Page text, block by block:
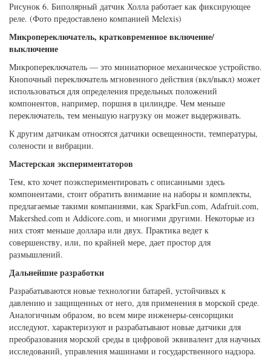
Рисунок 6. Биполярный датчик Холла работает как фиксирующее
реле. (Фото предоставлено компанией Melexis)
Микропереключатель, кратковременное включение/
выключение
Микропереключатель — это миниатюрное механическое устройство.
Кнопочный переключатель мгновенного действия (вкл/выкл) может
использоваться для определения предельных положений
компонентов, например, поршня в цилиндре. Чем меньше
переключатель, тем меньшую нагрузку он может выдерживать.
К другим датчикам относятся датчики освещенности, температуры,
солености и вибрации.
Мастерская экспериментаторов
Тем, кто хочет поэкспериментировать с описанными здесь
компонентами, стоит обратить внимание на наборы и комплекты,
предлагаемые такими компаниями, как SparkFun.com, Adafruit.com,
Makershed.com и Addicore.com, и многими другими. Некоторые из
них стоят меньше доллара или двух. Практика ведет к
совершенству, или, по крайней мере, дает простор для
размышлений.
Дальнейшие разработки
Разрабатываются новые технологии батарей, устойчивых к
давлению и защищенных от него, для применения в морской среде.
Аналогичным образом, во всем мире инженеры-сенсорщики
исследуют, характеризуют и разрабатывают новые датчики для
преобразования морской среды в цифровой эквивалент для научных
исследований, управления машинами и государственного надзора.